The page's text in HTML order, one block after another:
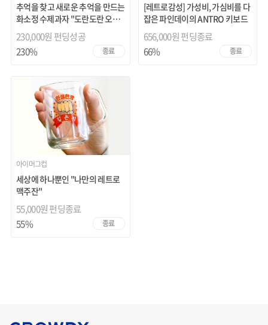
추억을 찾고 새로운 추억을 만드는
화소정 수제과자 "도란도란 오란
다"
230,000원 펀딩성공
종료
230%
[레트로감성] 가성비, 가심비를 다
잡은 파인데이의 ANTRO 키보드
656,000원펀딩종료
종료
66%
아이머그컵
세상에 하나뿐인 "나만의 레트로
맥주잔"
55,000원펀딩종료
종료
55%